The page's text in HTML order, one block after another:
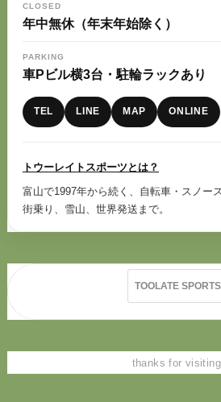
CLOSED
年中無休（年末年始除く）
PARKING
車Pビル横3台・駐輪ラックあり
TEL LINE MAP ONLINE
トウーレイトスポーツとは？
富山で1997年から続く、自転車・スノー
街乗り、雪山、世界発送まで。
thanks for